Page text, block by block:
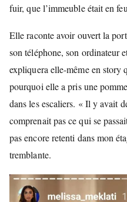
fuir, que l’immeuble était en
Elle raconte avoir ouvert la
son téléphone, son ordinateur
expliquera elle-même en story
pourquoi elle a pris une
dans les escaliers. « Il y avait
comprenait pas ce qui se
pas encore retenti dans mon
tremblante.